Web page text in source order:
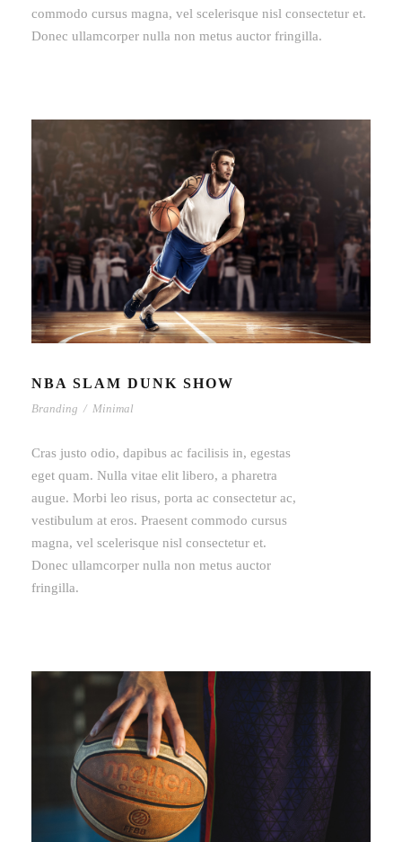
commodo cursus magna, vel scelerisque nisl consectetur et.
Donec ullamcorper nulla non metus auctor fringilla.
NBA SLAM DUNK SHOW
Branding / Minimal
Cras justo odio, dapibus ac facilisis in, egestas
eget quam. Nulla vitae elit libero, a pharetra
augue. Morbi leo risus, porta ac consectetur ac,
vestibulum at eros. Praesent commodo cursus
magna, vel scelerisque nisl consectetur et.
Donec ullamcorper nulla non metus auctor
fringilla.